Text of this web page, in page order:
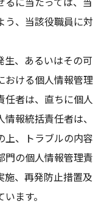
う、当該役職員に対
生、あるいはその可
おける個人情報管理
者は、直ちに個人
報統括責任者は、
上、トラブルの内容
門の個人情報管理責
施、再発防止措置及
ます。